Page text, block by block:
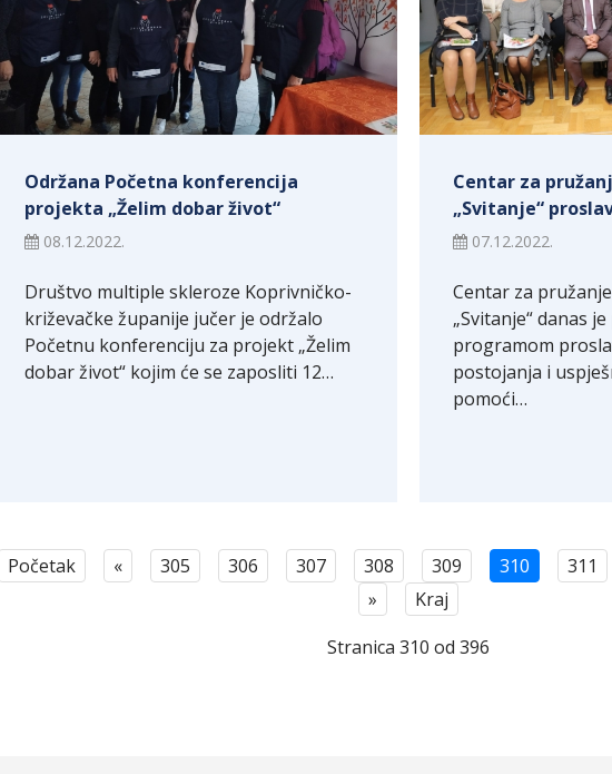
Održana Početna konferencija
projekta „Želim dobar život“
08.12.2022.
Društvo multiple skleroze Koprivničko-
križevačke županije jučer je održalo
Početnu konferenciju za projekt „Želim
dobar život“ kojim će se zaposliti 12…
Centar za
„Svitanje“
07.12.2022.
Centar za
„Svitanje“ danas
programom
postojanja i
pomoći…
Početak « 305 306 307 308 309 310 311
»
Kraj
Stranica 310 od 396